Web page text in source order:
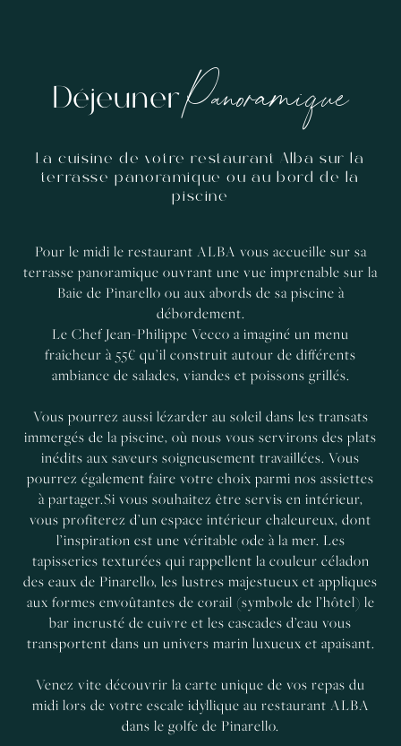
DéjeunerPanoramique
La cuisine de votre restaurant Alba sur la
terrasse panoramique ou au bord de la
piscine
Pour le midi le restaurant ALBA vous accueille sur sa
terrasse panoramique ouvrant une vue imprenable sur la
Baie de Pinarello ou aux abords de sa piscine à
débordement.
Le Chef Jean-Philippe Vecco a imaginé un menu
fraîcheur à 55€ qu’il construit autour de différents
ambiance de salades, viandes et poissons grillés.
Vous pourrez aussi lézarder au soleil dans les transats
immergés de la piscine, où nous vous servirons des plats
inédits aux saveurs soigneusement travaillées. Vous
pourrez également faire votre choix parmi nos assiettes
à partager.Si vous souhaitez être servis en intérieur,
vous profiterez d’un espace intérieur chaleureux, dont
l’inspiration est une véritable ode à la mer. Les
tapisseries texturées qui rappellent la couleur céladon
des eaux de Pinarello, les lustres majestueux et appliques
aux formes envoûtantes de corail (symbole de l’hôtel) le
bar incrusté de cuivre et les cascades d’eau vous
transportent dans un univers marin luxueux et apaisant.
Venez vite découvrir la carte unique de vos repas du
midi lors de votre escale idyllique au restaurant ALBA
dans le golfe de Pinarello.